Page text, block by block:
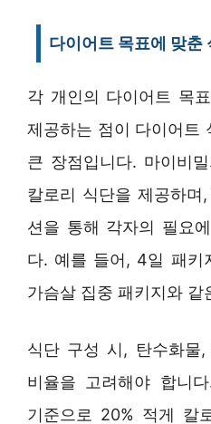
다이어트 목표에 맞춘
각 개인의 다이어트 목
제공하는 점이 다이어트
큰 장점입니다. 마이비
칼로리 식단을 제공하
션을 통해 각자의 필요
다. 예를 들어, 4일 패키
가슴살 집중 패키지와 같
식단 구성 시, 탄수화물
비율을 고려해야 합니
기준으로 20% 적게 칼